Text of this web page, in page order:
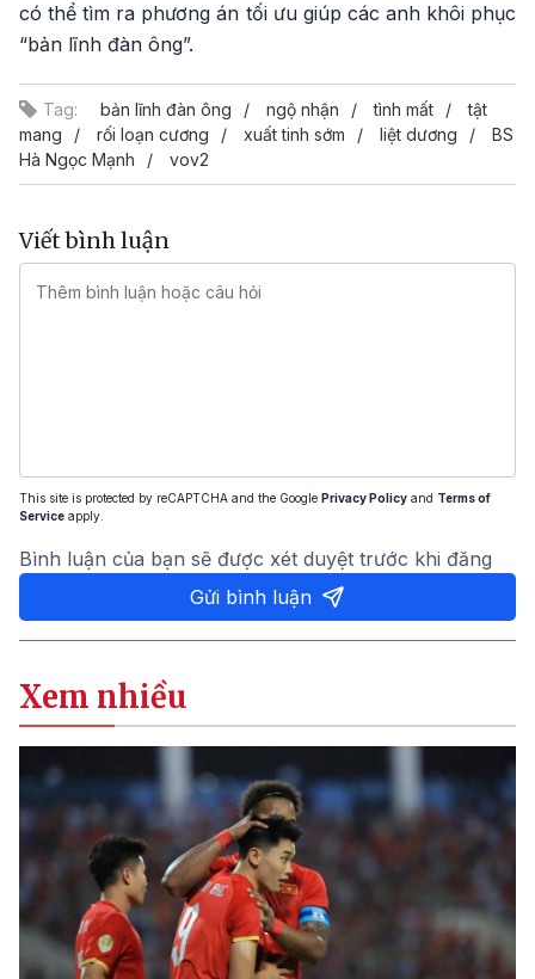
có thể tìm ra phương án tối ưu giúp các anh khôi phục
“bản lĩnh đàn ông”.
Tag: bản lĩnh đàn ông ngộ nhận tình mất
tật
mang
rối loạn cương xuất tinh sớm liệt dương
BS
Hà Ngọc Mạnh
vov2
Viết bình luận
This site is protected by reCAPTCHA and the Google Privacy Policy and Terms of
Service apply.
Bình luận của bạn sẽ được xét duyệt trước khi đăng
Gửi bình luận
Xem nhiều